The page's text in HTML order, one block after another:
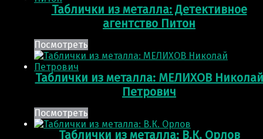
Таблички из металла: Детективное
агентство Питон
Посмотреть
Таблички из металла: МЕЛИХОВ Николай
Петрович
Посмотреть
Таблички из металла: В.К. Орлов